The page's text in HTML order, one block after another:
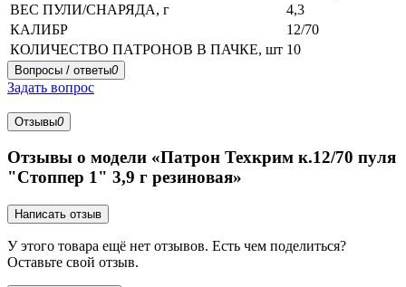
ВЕС ПУЛИ/СНАРЯДА, г
4,3
КАЛИБР
12/70
КОЛИЧЕСТВО ПАТРОНОВ В ПАЧКЕ, шт 10
Вопросы / ответы0
Задать вопрос
Отзывы0
Отзывы о модели «Патрон Техкрим к.12/70 пуля
"Стоппер 1" 3,9 г резиновая»
Написать отзыв
У этого товара ещё нет отзывов. Есть чем поделиться?
Оставьте свой отзыв.